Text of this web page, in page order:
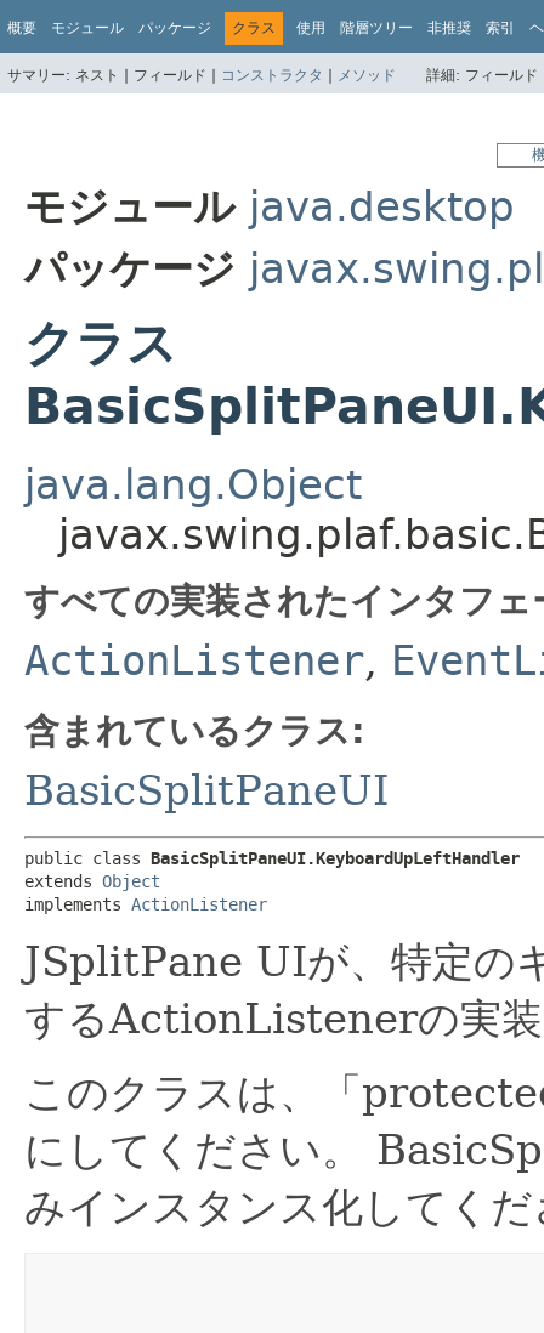
概要 モジュール パッケージ クラス 使用 階層ツリー 非推奨 索引
サマリー: ネスト | フィールド | コンストラクタ | メソッド 詳細: フィール
モジュール java.desktop
パッケージ
クラス
java.lang.Object
すべての実装されたインタフ
ActionListener,
含まれているクラス:
BasicSplitPaneUI
public class BasicSplitPaneUI.KeyboardUpLeftHandler
extends Object
implements ActionListener
JSplitPane UIが、特定の
するActionListenerの実
このクラスは、「
にしてください。
みインスタンス化してく